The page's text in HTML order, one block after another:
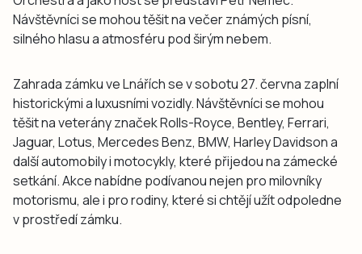
Návštěvníci se mohou těšit na večer známých písní,
silného hlasu a atmosféru pod širým nebem.
Zahrada zámku ve Lnářích se v sobotu 27. června zaplní
historickými a luxusními vozidly. Návštěvníci se mohou
těšit na veterány značek Rolls-Royce, Bentley, Ferrari,
Jaguar, Lotus, Mercedes Benz, BMW, Harley Davidson a
další automobily i motocykly, které přijedou na zámecké
setkání. Akce nabídne podívanou nejen pro milovníky
motorismu, ale i pro rodiny, které si chtějí užít odpoledne
v prostředí zámku.